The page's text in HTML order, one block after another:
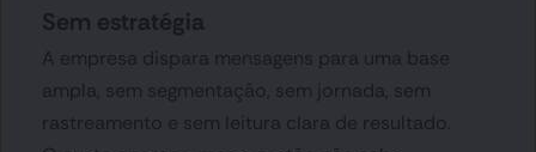
Sem estratégia
A empresa dispara mensagens para uma base
ampla, sem segmentação, sem jornada, sem
rastreamento e sem leitura clara de resultado.